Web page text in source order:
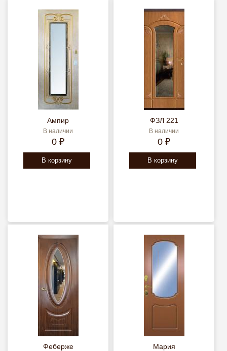
Ампир
В наличии
0 ₽
В корзину
ФЗЛ 221
В наличии
0 ₽
В корзину
Феберже Мария